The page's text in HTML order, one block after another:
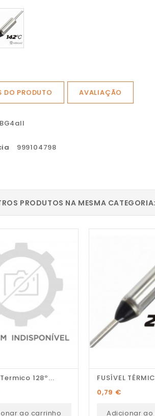
Pedro Pereira
DO PRODUTO AVALIAÇÃO
BG4all
999104798
PRODUTOS NA MESMA CATEGORIA:
128º...
ao carrinho
FUSÍVEL
Preço
0,79 €
Adicionar ao